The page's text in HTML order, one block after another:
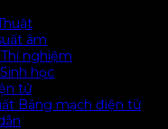
âm
nghiệm
học
tử
Bảng mạch điện tử